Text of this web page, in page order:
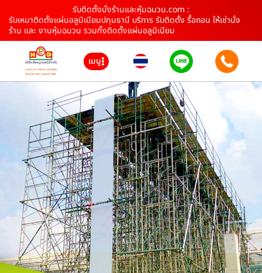
รับติดตั้งนั่งร้านและหุ้มฉนวน.com :
รับเหมาติดตั้งแผ่นอลูมิเนียมปทุมธานี บริการ รับติดตั้ง รื้อถอน ให้เช่านั่ง
ร้าน และ งานหุ้มฉนวน รวมทั้งติดตั้งแผ่นอลูมิเนียม
เมนู